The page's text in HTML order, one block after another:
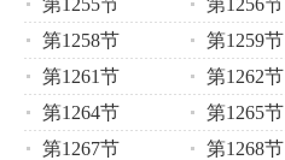
第1255节
第1256节
第1258节
第1259节
第1261节
第1262节
第1264节
第1265节
第1267节
第1268节